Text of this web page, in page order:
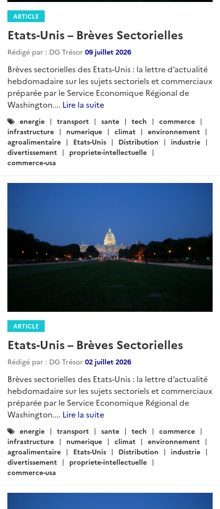
ARTICLE
Etats-Unis – Brèves Sectorielles
Rédigé par : DG Trésor 09 juillet 2026
Brèves sectorielles des Etats-Unis : la lettre d’actualité
hebdomadaire sur les sujets sectoriels et commerciaux
préparée par le Service Economique Régional de
Washington.... Lire la suite
Catégories
:
energie transport sante tech
commerce
infrastructure
numerique climat
environnement
agroalimentaire
Etats-Unis Distribution
industrie
divertissement
propriete-intellectuelle
commerce-usa
ARTICLE
Etats-Unis – Brèves Sectorielles
Rédigé par : DG Trésor 02 juillet 2026
Brèves sectorielles des Etats-Unis : la lettre d’actualité
hebdomadaire sur les sujets sectoriels et commerciaux
préparée par le Service Economique Régional de
Washington.... Lire la suite
Catégories
:
energie transport sante tech
commerce
infrastructure
numerique climat
environnement
agroalimentaire
Etats-Unis Distribution
industrie
divertissement
propriete-intellectuelle
commerce-usa